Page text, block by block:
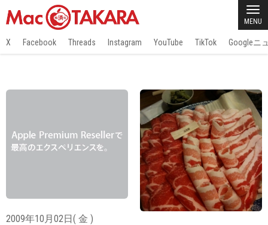
MENU
X Facebook Threads Instagram YouTube TikTok Googleニ
2009年10月02日( 金 )